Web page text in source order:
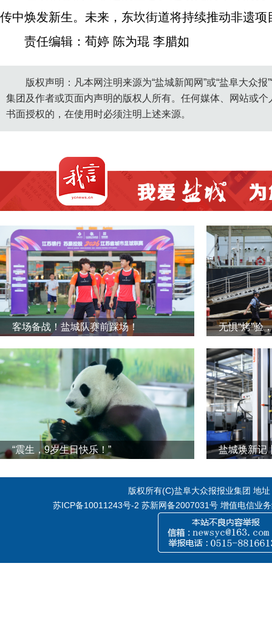
传中焕发新生。未来，东坎街道将持续推动非遗
责任编辑：荀婷 陈为琨 李腊如
版权声明：凡本网注明来源为“盐城新闻网”或“盐阜大众
集团及作者或页面内声明的版权人所有。任何媒体、网站或
书面授权的，在使用时必须注明上述来源。
客场备战！盐城队赛前踩场！ 无惧“烤”验
“震生，9岁生日快乐！”
版权所有(C)盐阜大众报报业集团 地
苏ICP备10011243号-2 苏新网备2007031号 增值电信业